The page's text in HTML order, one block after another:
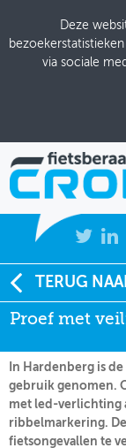
Deze
via sociale
NIEUWS
KENNISBANK
OVER
TERUG
Proef met
Soort:
Datum:
In Hardenberg is
gebruik genomen.
met led-verlichting
ribbelmarkering.
fietsongevallen te